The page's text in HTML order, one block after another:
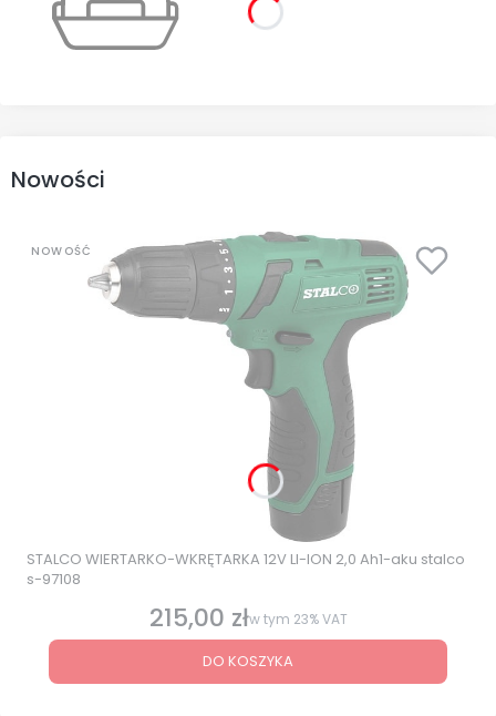
Nowości
NOWOŚĆ
STALCO WIERTARKO-WKRĘTARKA 12V LI-ION 2,0 Ah1-aku stalco
s-97108
Cena brutto
215,00 złw tym 23%VAT
DO KOSZYKA